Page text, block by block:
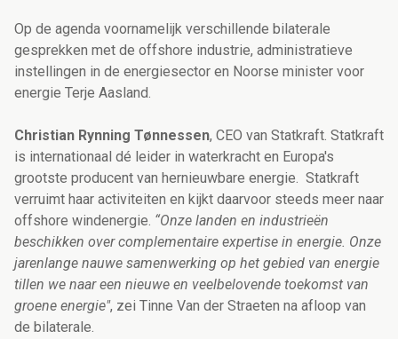
Op de agenda voornamelijk verschillende bilaterale
gesprekken met de offshore industrie, administratieve
instellingen in de energiesector en Noorse minister voor
energie Terje Aasland.
Christian Rynning Tønnessen, CEO van Statkraft. Statkraft
is internationaal dé leider in waterkracht en Europa's
grootste producent van hernieuwbare energie. Statkraft
verruimt haar activiteiten en kijkt daarvoor steeds meer naar
offshore windenergie. “Onze landen en industrieën
beschikken over complementaire expertise in energie. Onze
jarenlange nauwe samenwerking op het gebied van energie
tillen we naar een nieuwe en veelbelovende toekomst van
groene energie", zei Tinne Van der Straeten na afloop van
de bilaterale.